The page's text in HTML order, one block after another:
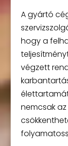
A gyártó
hogy a
végzett
nemcsak